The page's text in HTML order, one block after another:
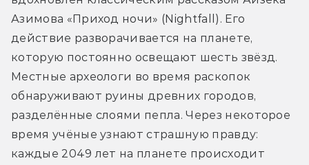
Азимова «Приход ночи» (Nightfall). Его
действие разворачивается на планете,
которую постоянно освещают шесть звёзд.
Местные археологи во время раскопок
обнаруживают руины древних городов,
разделённые слоями пепла. Через некоторое
время учёные узнают страшную правду:
каждые 2049 лет на планете происходит